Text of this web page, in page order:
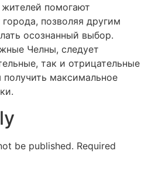
помогают
позволяя другим
осознанный выбор.
Челны, следует
так и отрицательные
максимальное
be published. Required